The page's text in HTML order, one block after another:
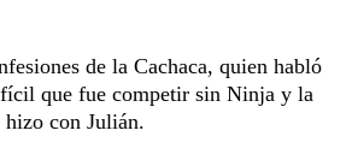
de la Cachaca, quien habló
que fue competir sin Ninja y la
hizo con Julián.